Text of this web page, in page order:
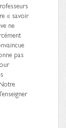
« savoir
ne
pas